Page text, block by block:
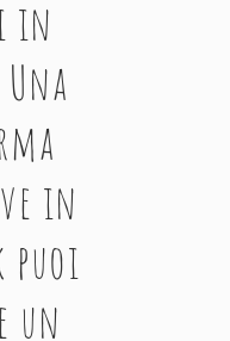
in
in
puoi
un